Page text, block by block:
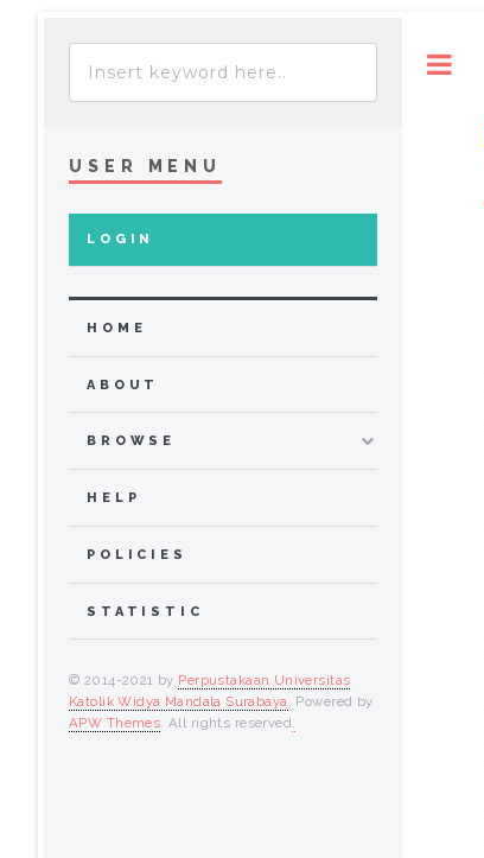
USER MENU
LOGIN
HOME
ABOUT
BROWSE
HELP
POLICIES
STATISTIC
© 2014-2021 by Perpustakaan Universitas
Katolik Widya Mandala Surabaya . Powered by
APW Themes. All rights reserved.